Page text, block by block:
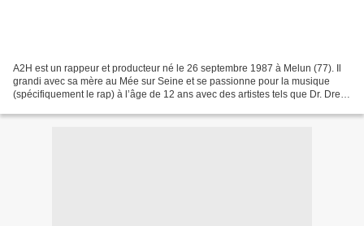
A2H est un rappeur et producteur né le 26 septembre 1987 à Melun (77). Il
grandi avec sa mère au Mée sur Seine et se passionne pour la musique
(spécifiquement le rap) à l’âge de 12 ans avec des artistes tels que Dr. Dre,